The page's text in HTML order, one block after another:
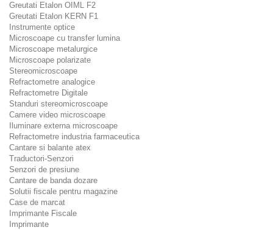
Greutati Etalon OIML F2
Greutati Etalon KERN F1
Instrumente optice
Microscoape cu transfer lumina
Microscoape metalurgice
Microscoape polarizate
Stereomicroscoape
Refractometre analogice
Refractometre Digitale
Standuri stereomicroscoape
Camere video microscoape
Iluminare externa microscoape
Refractometre industria farmaceutica
Cantare si balante atex
Traductori-Senzori
Senzori de presiune
Cantare de banda dozare
Solutii fiscale pentru magazine
Case de marcat
Imprimante Fiscale
Imprimante